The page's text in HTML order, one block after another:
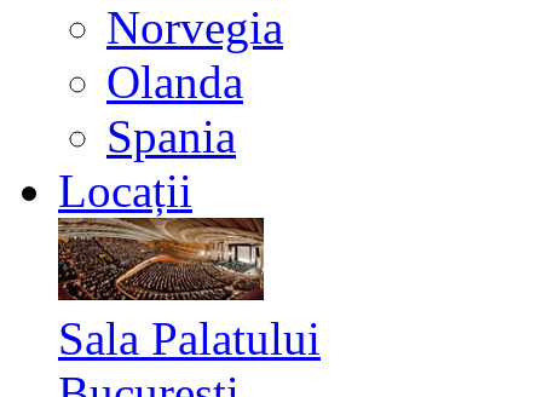
Norvegia
Olanda
Spania
Locații
Sala Palatului